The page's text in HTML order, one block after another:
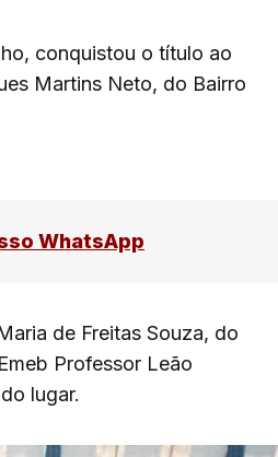
conquistou o título ao
Martins Neto, do Bairro
WhatsApp
de Freitas Souza, do
Professor Leão
lugar.